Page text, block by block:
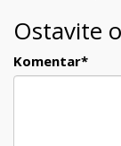
Ostavite
Komentar*